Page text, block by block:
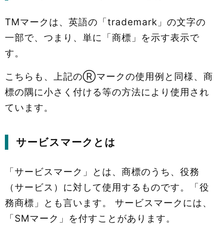
TMマークは、英語の「trademark」の文字の
一部で、つまり、単に「商標」を示す表示で
す。
こちらも、上記のⓇマークの使用例と同様、商
標の隅に小さく付ける等の方法により使用され
ています。
サービスマークとは
「サービスマーク」とは、商標のうち、役務
（サービス）に対して使用するものです。「役
務商標」とも言います。 サービスマークには、
「SMマーク」を付すことがあります。